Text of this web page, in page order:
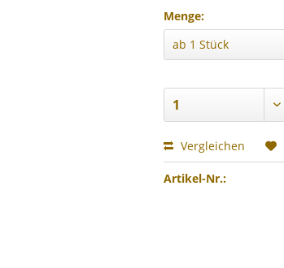
Menge:
Vergleichen
Artikel-Nr.: